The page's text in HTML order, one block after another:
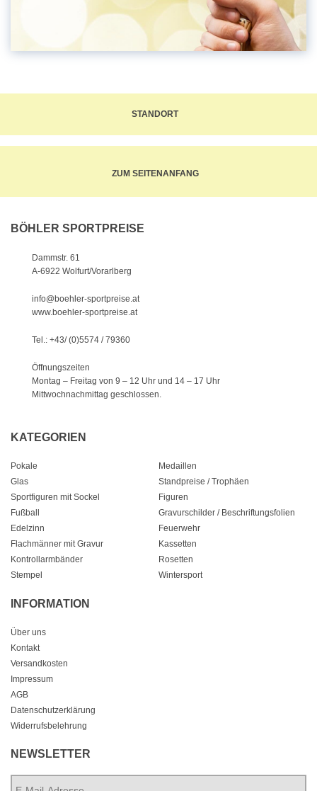
STANDORT
ZUM SEITENANFANG
BÖHLER SPORTPREISE
Dammstr. 61
A-6922 Wolfurt/Vorarlberg
info@boehler-sportpreise.at
www.boehler-sportpreise.at
Tel.: +43/ (0)5574 / 79360
Öffnungszeiten
Montag – Freitag von 9 – 12 Uhr und 14 – 17 Uhr
Mittwochnachmittag geschlossen.
KATEGORIEN
Pokale
Medaillen
Glas
Standpreise / Trophäen
Sportfiguren mit Sockel
Figuren
Fußball
Gravurschilder / Beschriftungsfolien
Edelzinn
Feuerwehr
Flachmänner mit Gravur
Kassetten
Kontrollarmbänder
Rosetten
Stempel
Wintersport
INFORMATION
Über uns
Kontakt
Versandkosten
Impressum
AGB
Datenschutzerklärung
Widerrufsbelehrung
NEWSLETTER